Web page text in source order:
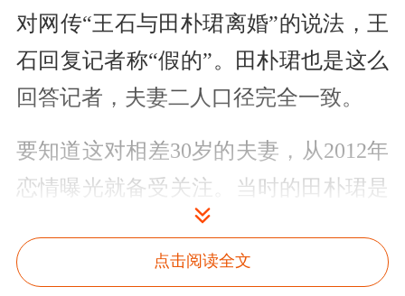
对网传“王石与田朴珺离婚”的说法，王
石回复记者称“假的”。田朴珺也是这么
回答记者，夫妻二人口径完全一致。
要知道这对相差30岁的夫妻，从2012年
恋情曝光就备受关注。当时的田朴珺是
一名演员，也是制片人，在电视剧《甄
嬛传》中客串出演。2018年王石公开承
点击阅读全文